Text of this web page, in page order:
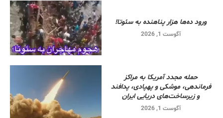
ورود ده‌ها هزار پناهنده به سئوتا!
آگوست 1, 2026
حمله مجدد آمریکا به مراکز
فرماندهی، موشکی و پهپادی، پدافند
و زیرساخت‌های دریایی ایران
آگوست 1, 2026